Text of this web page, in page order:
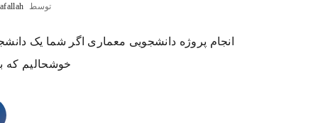
توسط
انجام پروژه دانشجویی معماری اگر شما یک
خوشحالیم که